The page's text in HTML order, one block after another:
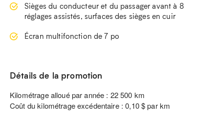
Sièges du conducteur et du passager avant à 8
réglages assistés, surfaces des sièges en cuir
Écran multifonction de 7 po
Détails de la promotion
Kilométrage alloué par année : 22 500 km
Coût du kilométrage excédentaire : 0,10 $ par km